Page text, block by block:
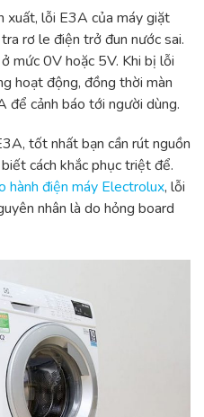
xuất, lỗi E3A của máy giặt
rơ le điện trở đun nước sai.
mức 0V hoặc 5V. Khi bị lỗi
hoạt động, đồng thời màn
để cảnh báo tới người dùng.
tốt nhất bạn cần rút nguồn
cách khắc phục triệt để.
hành điện máy Electrolux, lỗi
nhân là do hỏng board